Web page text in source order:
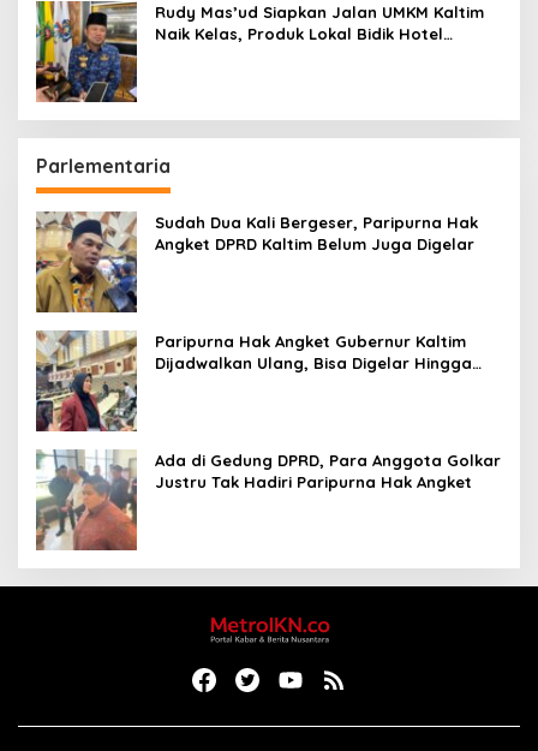
Rudy Mas’ud Siapkan Jalan UMKM Kaltim
Naik Kelas, Produk Lokal Bidik Hotel
Parlementaria
Sudah Dua Kali Bergeser, Paripurna Hak
Angket DPRD Kaltim Belum Juga Digelar
Paripurna Hak Angket Gubernur Kaltim
Dijadwalkan Ulang, Bisa Digelar Hingga
Ada di Gedung DPRD, Para Anggota Golkar
Justru Tak Hadiri Paripurna Hak Angket